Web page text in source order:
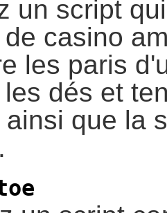
un script
casino
les paris
dés et
ainsi que la